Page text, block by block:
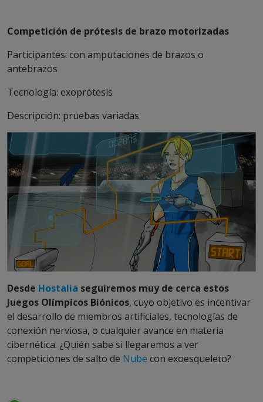
Competición de prótesis de brazo motorizadas
Participantes: con amputaciones de brazos o
antebrazos
Tecnología: exoprótesis
Descripción: pruebas variadas
Desde Hostalia seguiremos muy de cerca estos
Juegos Olímpicos Biónicos, cuyo objetivo es incentivar
el desarrollo de miembros artificiales, tecnologías de
conexión nerviosa, o cualquier avance en materia
cibernética. ¿Quién sabe si llegaremos a ver
competiciones de salto de Nube con exoesqueleto?